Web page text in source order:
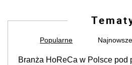
Popularne Najnowsze
Branża HoReCa w Polsce pod